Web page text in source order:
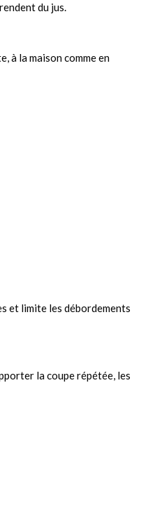
du jus.
à la maison comme en
et limite les débordements
la coupe répétée, les